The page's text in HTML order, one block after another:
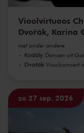
Vioolvirtuoos
Dvořák, Karina
met onder andere
Kodály Dansen uit
Dvořák Vioolconcert
zo 27 sep. 2026